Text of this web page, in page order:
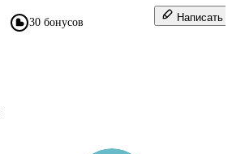
30 бонусов Написать